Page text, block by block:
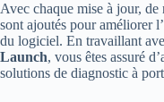
Avec chaque mise à jour,
sont ajoutés pour améliorer
du logiciel. En travaillant
Launch, vous êtes assuré
solutions de diagnostic à